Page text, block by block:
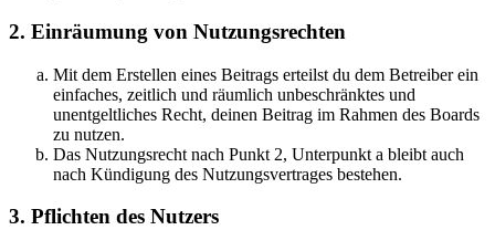
2. Einräumung von Nutzungsrechten
Mit dem Erstellen eines Beitrags erteilst du dem Betreiber ein
einfaches, zeitlich und räumlich unbeschränktes und
unentgeltliches Recht, deinen Beitrag im Rahmen des Boards
zu nutzen.
Das Nutzungsrecht nach Punkt 2, Unterpunkt a bleibt auch
nach Kündigung des Nutzungsvertrages bestehen.
3. Pflichten des Nutzers